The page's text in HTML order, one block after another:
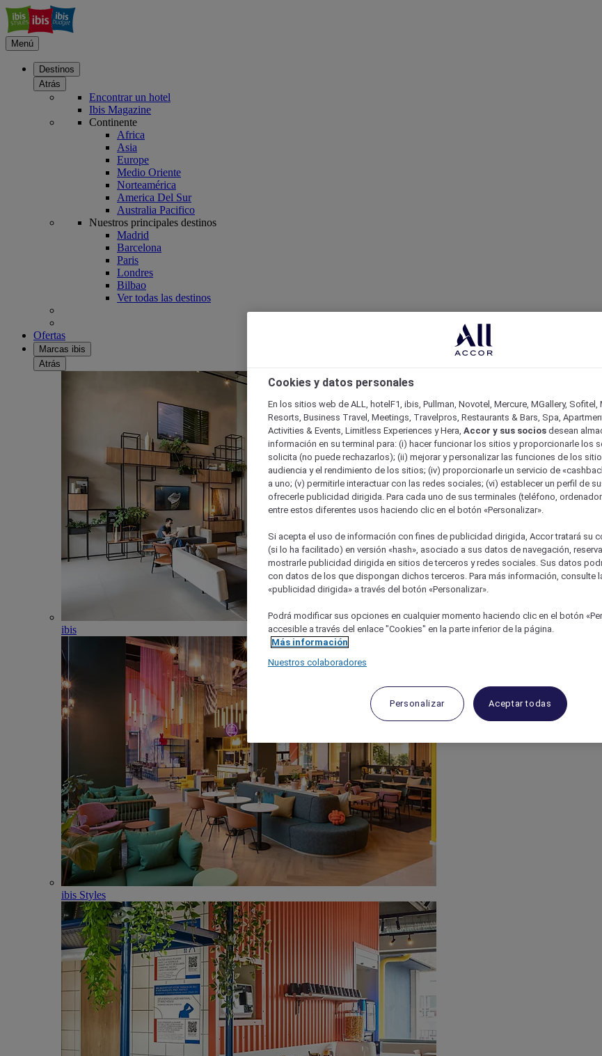
Menú
Destinos
Atrás
Encontrar un hotel
Ibis Magazine
Continente
Africa
Asia
Europe
Medio Oriente
Norteamérica
America Del Sur
Australia Pacifico
Nuestros principales destinos
Madrid
Barcelona
Paris
Londres
Bilbao
Ver todas las destinos
Ofertas
Marcas ibis
Atrás
ibis
ibis Styles
Cookies y datos personales
En los sitios web de ALL, hotelF1, ibis, Pullman, Novotel, Mercure, MGallery, Sofitel,
Resorts, Business Travel, Meetings, Travelpros, Restaurants & Bars, Spa,
Activities & Events, Limitless Experiences y Hera, Accor y sus socios desean
información en su terminal para: (i) hacer funcionar los sitios y proporcionarle los
solicita (no puede rechazarlos); (ii) mejorar y personalizar las funciones de los
audiencia y el rendimiento de los sitios; (iv) proporcionarle un servicio de
a uno; (v) permitirle interactuar con las redes sociales; (vi) establecer un perfil de
ofrecerle publicidad dirigida. Para cada uno de sus terminales (teléfono,
entre estos diferentes usos haciendo clic en el botón «Personalizar».
Si acepta el uso de información con fines de publicidad dirigida, Accor tratará su
(si lo ha facilitado) en versión «hash», asociado a sus datos de navegación,
mostrarle publicidad dirigida en sitios de terceros y redes sociales. Sus datos
con datos de los que dispongan dichos terceros. Para más información, consulte
«publicidad dirigida» a través del botón «Personalizar».
Podrá modificar sus opciones en cualquier momento haciendo clic en el botón
accesible a través del enlace "Cookies" en la parte inferior de la página.
Más información
Nuestros colaboradores
Personalizar Aceptar todas